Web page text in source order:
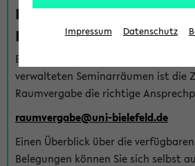
Fragen zu im eKVV
Räumen
Bei Fragen zur Vergabe von Hörsälen
verwalteten Seminarräumen ist die
Raumvergabe die richtige
raumvergabe@uni-bielefeld.de
Einen Überblick über die
Belegungen können Sie sich selbst
Impressum Datenschutz